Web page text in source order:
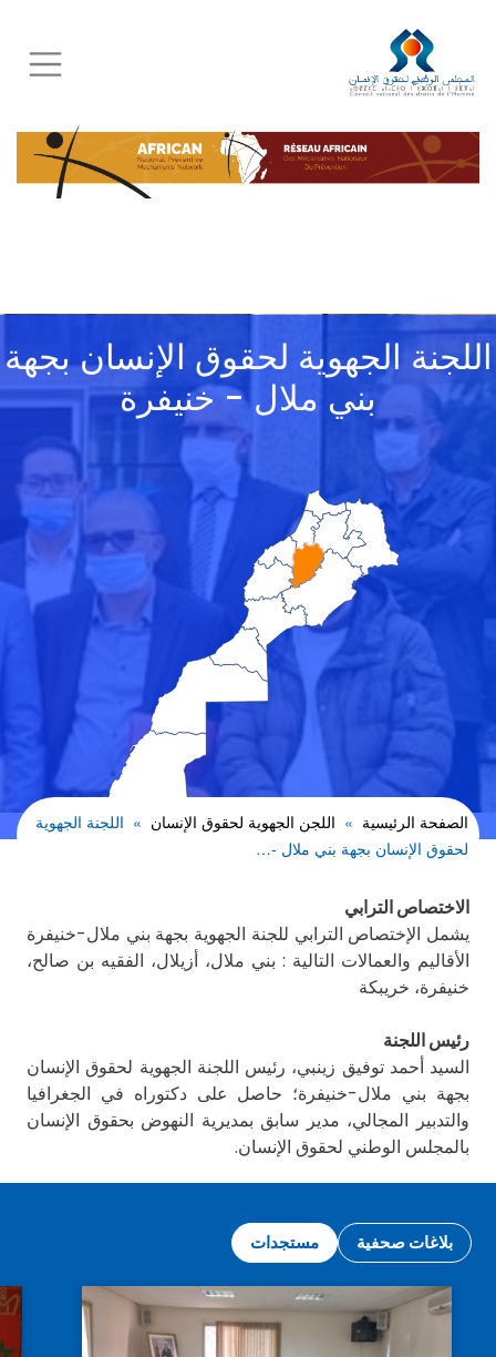
Skip
to
main
content
الصفحة الرئيسية اللجن الجهوية لحقوق الإنسان
اللجنة الجهوية
لحقوق الإنسان بجهة بني ملال -…
اللجنة الجهوية لحقوق الإنسان بجهة
بني ملال - خنيفرة
الاختصاص الترابي
يشمل الإختصاص الترابي للجنة الجهوية بجهة بني ملال-خنيفرة
الأقاليم والعمالات التالية : بني ملال، أزيلال، الفقيه بن صالح،
خنيفرة، خريبكة
رئيس اللجنة
السيد أحمد توفيق زينبي، رئيس اللجنة الجهوية لحقوق الإنسان
بجهة بني ملال-خنيفرة؛ حاصل على دكتوراه في الجغرافيا
والتدبير المجالي، مدير سابق بمديرية النهوض بحقوق الإنسان
بالمجلس الوطني لحقوق الإنسان.
بلاغات صحفية مستجدات